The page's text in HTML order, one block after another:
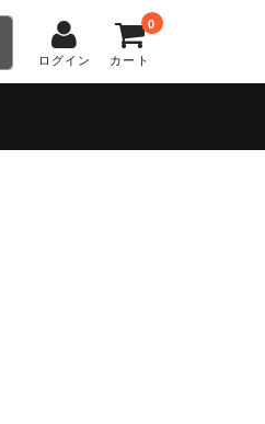
ログイン カート
0